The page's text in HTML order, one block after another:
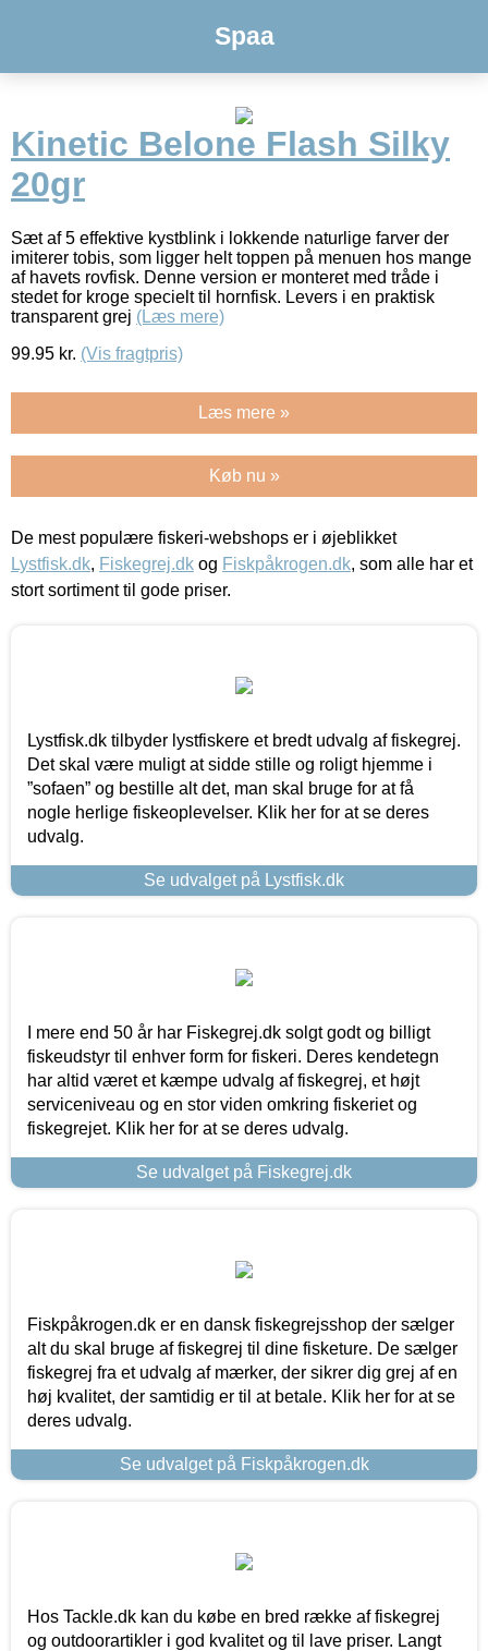
Spaa
Kinetic Belone Flash Silky
20gr
Sæt af 5 effektive kystblink i lokkende naturlige farver der
imiterer tobis, som ligger helt toppen på menuen hos mange
af havets rovfisk. Denne version er monteret med tråde i
stedet for kroge specielt til hornfisk. Levers i en praktisk
transparent grej (Læs mere)
99.95 kr. (Vis fragtpris)
Læs mere »
Køb nu »
De mest populære fiskeri-webshops er i øjeblikket
Lystfisk.dk, Fiskegrej.dk og Fiskpåkrogen.dk, som alle har et
stort sortiment til gode priser.
Lystfisk.dk tilbyder lystfiskere et bredt udvalg af fiskegrej.
Det skal være muligt at sidde stille og roligt hjemme i
”sofaen” og bestille alt det, man skal bruge for at få
nogle herlige fiskeoplevelser. Klik her for at se deres
udvalg.
Se udvalget på Lystfisk.dk
I mere end 50 år har Fiskegrej.dk solgt godt og billigt
fiskeudstyr til enhver form for fiskeri. Deres kendetegn
har altid været et kæmpe udvalg af fiskegrej, et højt
serviceniveau og en stor viden omkring fiskeriet og
fiskegrejet. Klik her for at se deres udvalg.
Se udvalget på Fiskegrej.dk
Fiskpåkrogen.dk er en dansk fiskegrejsshop der sælger
alt du skal bruge af fiskegrej til dine fisketure. De sælger
fiskegrej fra et udvalg af mærker, der sikrer dig grej af en
høj kvalitet, der samtidig er til at betale. Klik her for at se
deres udvalg.
Se udvalget på Fiskpåkrogen.dk
Hos Tackle.dk kan du købe en bred række af fiskegrej
og outdoorartikler i god kvalitet og til lave priser. Langt